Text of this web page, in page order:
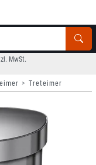
MwSt.
Treteimer